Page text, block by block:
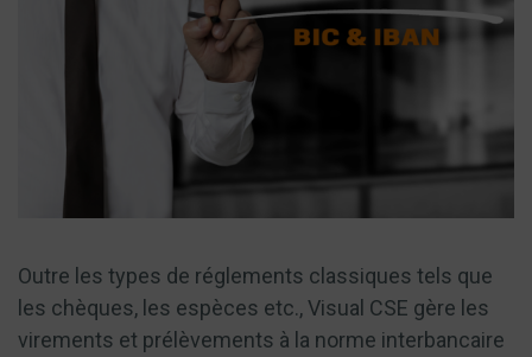
Outre les types de réglements classiques tels que
les chèques, les espèces etc., Visual CSE gère les
virements et prélèvements à la norme interbancaire